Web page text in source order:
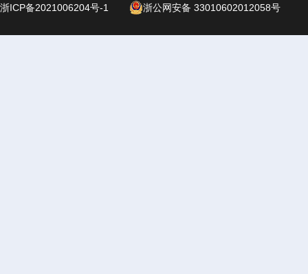
浙ICP备2021006204号-1 浙公网安备 33010602012058号